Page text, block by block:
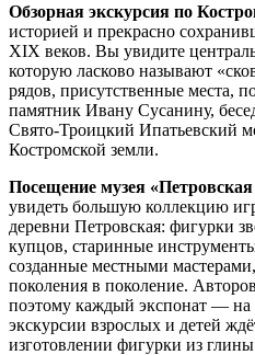
Обзорная экскурсия по
историей и прекрасно
XIX веков. Вы увидите
которую ласково называют
рядов, присутственные места,
памятник Ивану Сусанину,
Свято-Троицкий Ипатьевский
Костромской земли.
Посещение музея
увидеть большую коллекцию
деревни Петровская: фигурки
купцов, старинные
созданные местными
поколения в поколение.
поэтому каждый экспонат — на
экскурсии взрослых и детей
изготовлении фигурки из